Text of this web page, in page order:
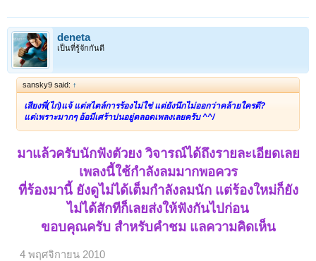
deneta
เป็นที่รู้จักกันดี
sansky9 said: ↑
เสียงพี่(ไก่)แจ้ แต่สไตล์การร้องไม่ใช่ แต่ยังนึกไม่ออกว่าคล้ายใครดี?
แต่เพราะมากๆ อ้อมีเศร้าปนอยู่ตลอดเพลงเลยครับ ^^/
มาแล้วครับนักฟังตัวยง วิจารณ์ได้ถึงรายละเอียดเลย
เพลงนี้ใช้กำลังลมมากพอควร
ที่ร้องมานี้ ยังดูไม่ได้เต็มกำลังลมนัก แต่ร้องใหม่ก็ยัง
ไม่ได้สักทีก็เลยส่งให้ฟังกันไปก่อน
ขอบคุณครับ สำหรับคำชม แลความคิดเห็น
4 พฤศจิกายน 2010